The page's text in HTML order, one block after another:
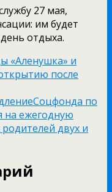
27 мая,
им будет
отдыха.
«Аленушка» и
после
по
на ежегодную
двух и